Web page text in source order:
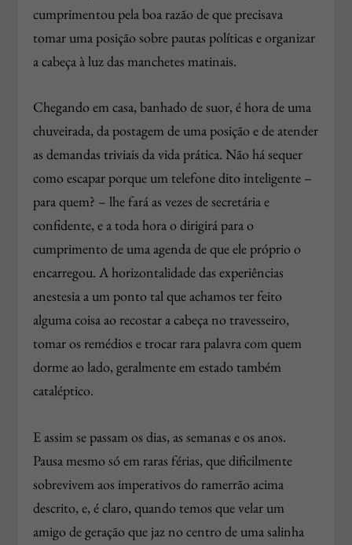
cumprimentou pela boa razão de que precisava
tomar uma posição sobre pautas políticas e organizar
a cabeça à luz das manchetes matinais.
Chegando em casa, banhado de suor, é hora de uma
chuveirada, da postagem de uma posição e de atender
as demandas triviais da vida prática. Não há sequer
como escapar porque um telefone dito inteligente –
para quem? – lhe fará as vezes de secretária e
confidente, e a toda hora o dirigirá para o
cumprimento de uma agenda de que ele próprio o
encarregou. A horizontalidade das experiências
anestesia a um ponto tal que achamos ter feito
alguma coisa ao recostar a cabeça no travesseiro,
tomar os remédios e trocar rara palavra com quem
dorme ao lado, geralmente em estado também
cataléptico.
E assim se passam os dias, as semanas e os anos.
Pausa mesmo só em raras férias, que dificilmente
sobrevivem aos imperativos do ramerrão acima
descrito, e, é claro, quando temos que velar um
amigo de geração que jaz no centro de uma salinha